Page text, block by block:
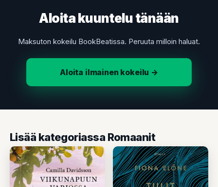
Aloita kuuntelu tänään
Maksuton kokeilu BookBeatissa. Peruuta milloin haluat.
Aloita ilmainen kokeilu →
Lisää kategoriassa Romaanit